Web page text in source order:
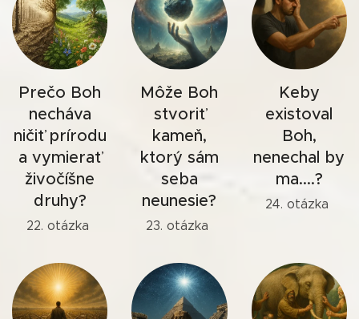
Prečo Boh
necháva
ničiť prírodu
a vymierať
živočíšne
druhy?
22. otázka
Môže Boh
stvoriť
kameň,
ktorý sám
seba
neunesie?
23. otázka
Keby
existoval
Boh,
nenechal by
ma....?
24. otázka